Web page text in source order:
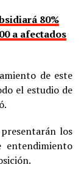
80%
a afectados
de este
el estudio de
los
entendimiento